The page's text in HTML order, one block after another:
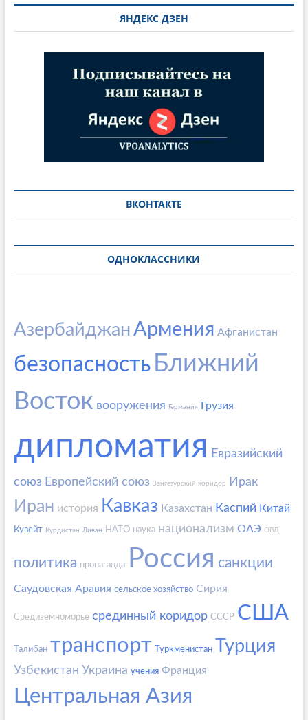
ЯНДЕКС ДЗЕН
ВКОНТАКТЕ
ОДНОКЛАССНИКИ
АзербайджанАрмения Афганистан
безопасность Ближний
Восток вооружения Германия Грузия
дипломатия Евразийский
союз Европейский союз Зангезурский коридор Ирак
Иран история Кавказ Казахстан Каспий Китай
Кувейт Курдистан Ливан НАТО наука национализм ОАЭ ОВД
политика пропаганда Россия санкции
Саудовская Аравия сельское хозяйство Сирия
Средиземноморье срединный коридор СССР США
Талибан транспорт Туркменистан Турция
Узбекистан Украина учения Франция
Центральная Азия